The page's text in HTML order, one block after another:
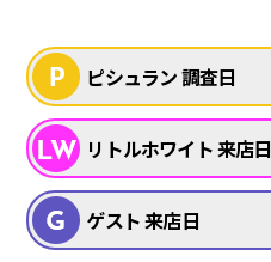
ピシュラン 調査日
リトルホワイト 来店日
ゲスト 来店日